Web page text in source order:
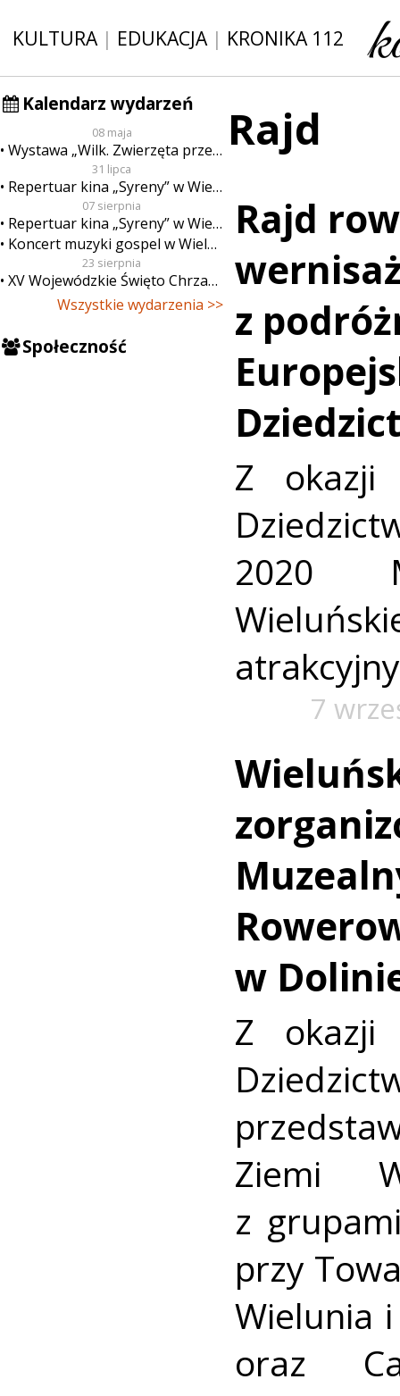
KULTURA| EDUKACJA| KRONIKA 112
Kalendarz wydarzeń
08 maja
Wystawa „Wilk. Zwierzęta przeklęte”
31 lipca
Repertuar kina „Syreny” w Wieluniu w dn. od 31 lipca do 6 sierpnia
07 sierpnia
Repertuar kina „Syreny” w Wieluniu w dn. od 7 do 13 sierpnia
Koncert muzyki gospel w Wieluniu
23 sierpnia
XV Wojewódzkie Święto Chrzanu
Wszystkie wydarzenia >>
Społeczność
Rajd
Rajd
z
Z okazji
2020
7
w
Z okazji
Ziemi
z
przy
Wielunia
oraz